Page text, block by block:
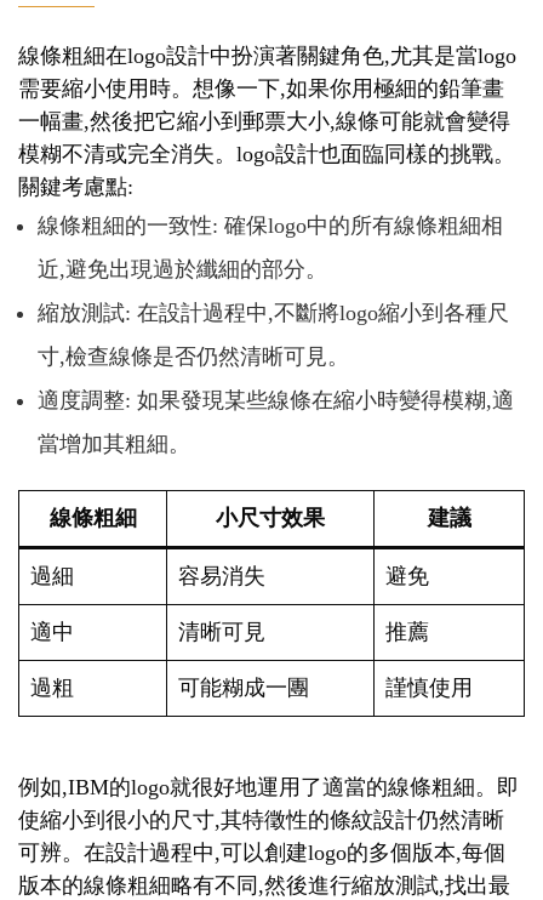
線條粗細在logo設計中扮演著關鍵角色,尤其是當logo
需要縮小使用時。想像一下,如果你用極細的鉛筆畫
一幅畫,然後把它縮小到郵票大小,線條可能就會變得
模糊不清或完全消失。logo設計也面臨同樣的挑戰。
關鍵考慮點:
線條粗細的一致性: 確保logo中的所有線條粗細相
近,避免出現過於纖細的部分。
縮放測試: 在設計過程中,不斷將logo縮小到各種尺
寸,檢查線條是否仍然清晰可見。
適度調整: 如果發現某些線條在縮小時變得模糊,適
當增加其粗細。
線條粗細 小尺寸效果 建議
過細 容易消失 避免
適中 清晰可見 推薦
過粗 可能糊成一團 謹慎使用
例如,IBM的logo就很好地運用了適當的線條粗細。即
使縮小到很小的尺寸,其特徵性的條紋設計仍然清晰
可辨。在設計過程中,可以創建logo的多個版本,每個
版本的線條粗細略有不同,然後進行縮放測試,找出最